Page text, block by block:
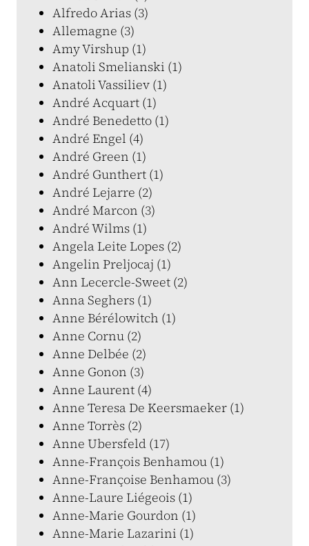
Alfredo Arias (3)
Allemagne (3)
Amy Virshup (1)
Anatoli Smelianski (1)
Anatoli Vassiliev (1)
André Acquart (1)
André Benedetto (1)
André Engel (4)
André Green (1)
André Gunthert (1)
André Lejarre (2)
André Marcon (3)
André Wilms (1)
Angela Leite Lopes (2)
Angelin Preljocaj (1)
Ann Lecercle-Sweet (2)
Anna Seghers (1)
Anne Bérélowitch (1)
Anne Cornu (2)
Anne Delbée (2)
Anne Gonon (3)
Anne Laurent (4)
Anne Teresa De Keersmaeker (1)
Anne Torrès (2)
Anne Ubersfeld (17)
Anne-François Benhamou (1)
Anne-Françoise Benhamou (3)
Anne-Laure Liégeois (1)
Anne-Marie Gourdon (1)
Anne-Marie Lazarini (1)